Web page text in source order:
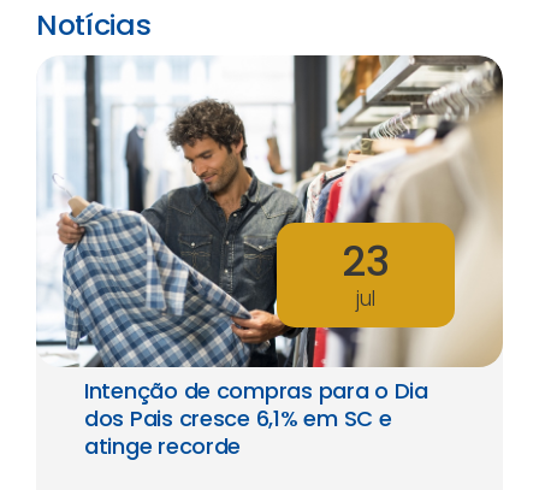
Notícias
23
jul
Intenção de compras para o Dia
dos Pais cresce 6,1% em SC e
atinge recorde